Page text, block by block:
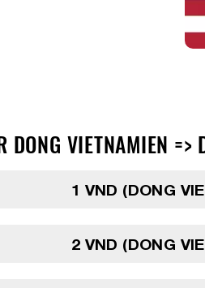
DONG VIETNAMIEN
1 VND (DONG
2 VND (DONG